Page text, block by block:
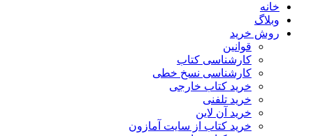
خانه
وبلاگ
روش خرید
قوانین
کارشناسی کتاب
کارشناسی نسخ خطی
خرید کتاب خارجی
خرید تلفنی
خرید آن لاین
خرید کتاب از سایت آمازون